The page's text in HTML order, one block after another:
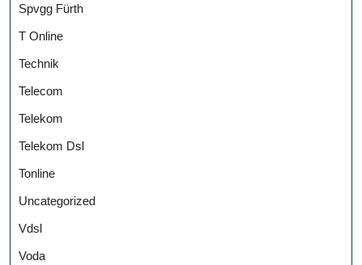
Spvgg Fürth
T Online
Technik
Telecom
Telekom
Telekom Dsl
Tonline
Uncategorized
Vdsl
Voda